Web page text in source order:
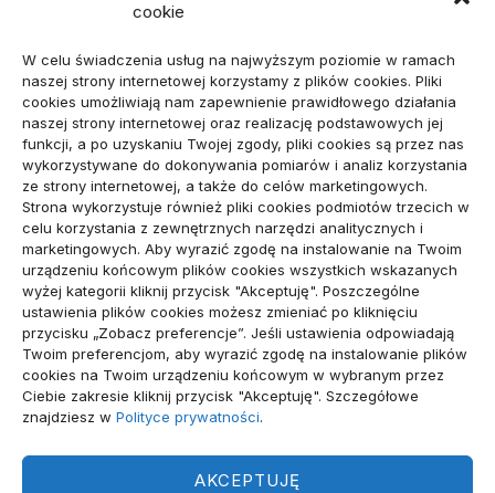
cookie
W celu świadczenia usług na najwyższym poziomie w ramach
naszej strony internetowej korzystamy z plików cookies. Pliki
cookies umożliwiają nam zapewnienie prawidłowego działania
naszej strony internetowej oraz realizację podstawowych jej
funkcji, a po uzyskaniu Twojej zgody, pliki cookies są przez nas
wykorzystywane do dokonywania pomiarów i analiz korzystania
ze strony internetowej, a także do celów marketingowych.
Strona wykorzystuje również pliki cookies podmiotów trzecich w
celu korzystania z zewnętrznych narzędzi analitycznych i
marketingowych. Aby wyrazić zgodę na instalowanie na Twoim
urządzeniu końcowym plików cookies wszystkich wskazanych
wyżej kategorii kliknij przycisk "Akceptuję". Poszczególne
ustawienia plików cookies możesz zmieniać po kliknięciu
przycisku „Zobacz preferencje”. Jeśli ustawienia odpowiadają
Twoim preferencjom, aby wyrazić zgodę na instalowanie plików
cookies na Twoim urządzeniu końcowym w wybranym przez
Ciebie zakresie kliknij przycisk "Akceptuję". Szczegółowe
znajdziesz w Polityce prywatności.
AKCEPTUJĘ
Projekty domów do 100 m² – jak zmieścić wszystko,
czego potrzebujesz?
Amortyzator Audi A6 C7 – najczęstsze usterki i
sposoby naprawy
Komunikacja marki osobistej przed kontaktem z
mediami
wizytówka nap
Archiwa